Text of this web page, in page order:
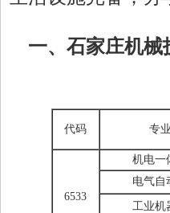
一、石家庄机械
代码 专业
6533
机电一
电气自
工业机